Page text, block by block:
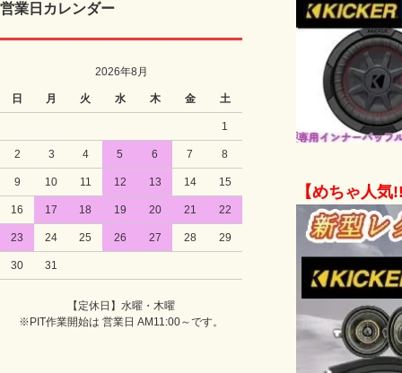
営業日カレンダー
2026年8月
日 月 火 水 木 金 土
1
2 3 4 5 6 7 8
9 10 11 12 13 14 15
16 17 18 19 20 21 22
23 24 25 26 27 28 29
30 31
【定休日】水曜・木曜
※PIT作業開始は 営業日 AM11:00～です。
【めちゃ人